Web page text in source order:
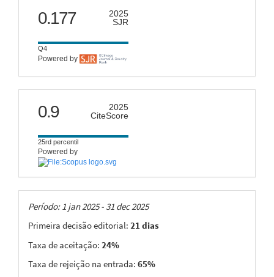
scimago
0.177
2025
SJR
Q4
Powered by
citescore
0.9
2025
CiteScore
25rd percentil
Powered by
Taxas
Período: 1 jan 2025 - 31 dec 2025
Primeira decisão editorial: 21 dias
Taxa de aceitação: 24%
Taxa de rejeição na entrada: 65%